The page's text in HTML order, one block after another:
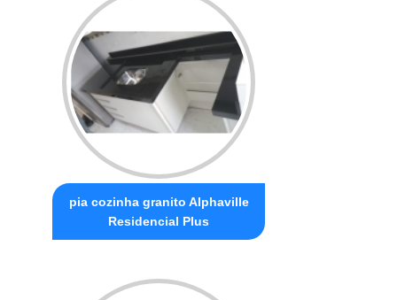
pia cozinha granito Alphaville
Residencial Plus